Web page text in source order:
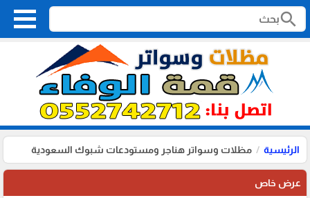
search
الرئيسية مظلات وسواتر هناجر ومستودعات شبوك السعودية
عرض خاص